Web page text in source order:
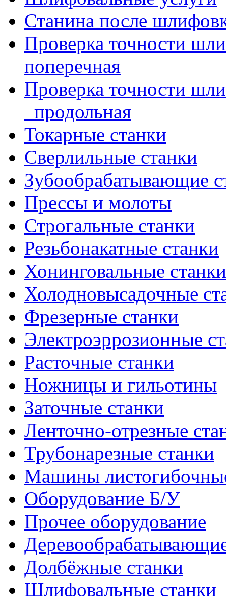
Станина после
Проверка точности
поперечная
Проверка точности
_продольная
Токарные станки
Сверлильные станки
Зубообрабатывающие
Прессы и молоты
Строгальные станки
Резьбонакатные станки
Хонинговальные станки
Холодновысадочные
Фрезерные станки
Электроэррозионные
Расточные станки
Ножницы и гильотины
Заточные станки
Ленточно-отрезные
Трубонарезные станки
Машины
Оборудование Б/У
Прочее оборудование
Долбёжные станки
Шлифовальные станки